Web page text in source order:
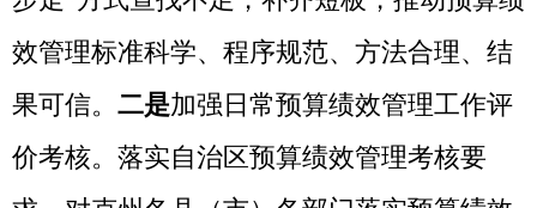
打印本页 关闭窗口
各县（市）网站 媒体